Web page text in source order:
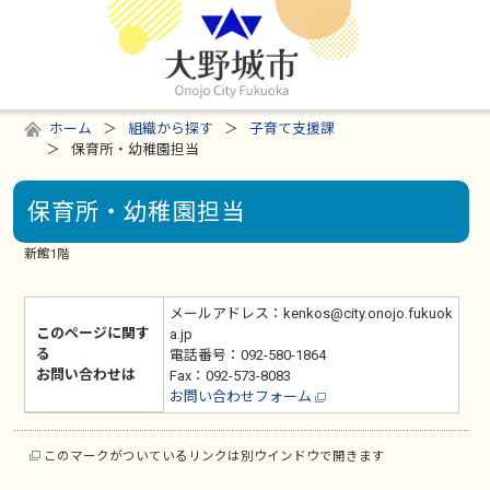
ホーム 組織から探す
子育て支援課
保育所・幼稚園担当
保育所・幼稚園担当
新館1階
このページに関す
る
お問い合わせは
メールアドレス：kenkos@city.onojo.fukuok
a.jp
電話番号：092-580-1864
Fax：092-573-8083
お問い合わせフォーム
このマークがついているリンクは別ウインドウで開きます